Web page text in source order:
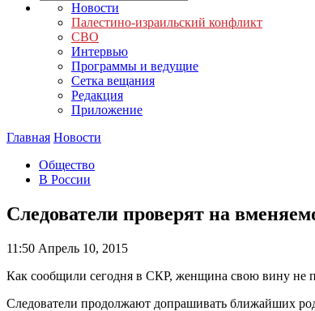
Новости
Палестино-израильский конфликт
СВО
Интервью
Программы и ведущие
Сетка вещания
Редакция
Приложение
Главная Новости
Общество
В России
Следователи проверят на
11:50 Апрель 10, 2015
Как сообщили сегодня в СКР, женщина свою вину не
Следователи продолжают допрашивать ближайших